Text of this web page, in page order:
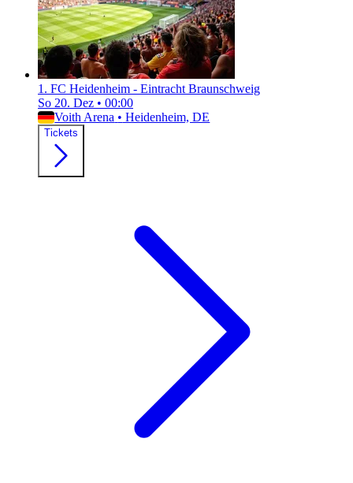
1. FC Heidenheim - Eintracht Braunschweig
So 20. Dez • 00:00
Voith Arena • Heidenheim, DE
Tickets